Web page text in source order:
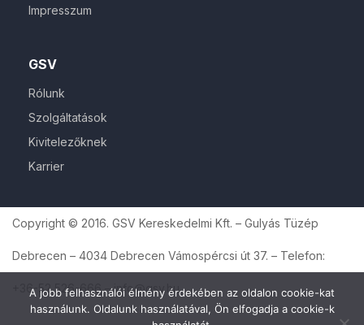
GSV
Rólunk
Szolgáltatások
Kivitelezőknek
Karrier
Impresszum
Copyright © 2016. GSV Kereskedelmi Kft. – Gulyás Tüzép
Debrecen – 4034 Debrecen Vámospércsi út 37. – Telefon:
+36-52 526-666 – info@gsv.hu
A jobb felhasználói élmény érdekében az oldalon cookie-kat
használunk. Oldalunk használatával, Ön elfogadja a cookie-k